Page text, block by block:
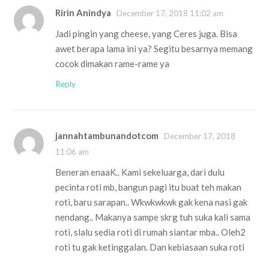
Ririn Anindya December 17, 2018 11:02 am
Jadi pingin yang cheese, yang Ceres juga. Bisa
awet berapa lama ini ya? Segitu besarnya memang
cocok dimakan rame-rame ya
Reply
jannahtambunandotcom
December 17, 2018
11:06 am
Beneran enaaK.. Kami sekeluarga, dari dulu
pecinta roti mb, bangun pagi itu buat teh makan
roti, baru sarapan.. Wkwkwkwk gak kena nasi gak
nendang.. Makanya sampe skrg tuh suka kali sama
roti, slalu sedia roti di rumah siantar mba.. Oleh2
roti tu gak ketinggalan. Dan kebiasaan suka roti